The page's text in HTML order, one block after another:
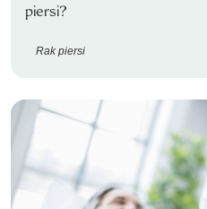
piersi?
Rak piersi